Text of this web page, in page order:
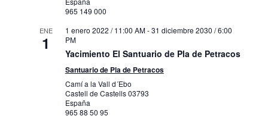
965 149 000
ENE
1
1 enero 2022 / 11:00 AM-31 diciembre 2030 / 6:00
PM
Yacimiento El Santuario de Pla de Petracos
Santuario de Pla de Petracos
Camí a la Vall d´Ebo
Castell de Castells03793
España
965 88 50 95